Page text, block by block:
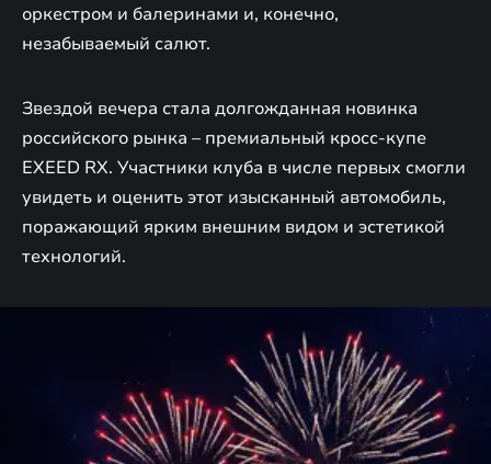
оркестром и балеринами и, конечно,
незабываемый салют.
Звездой вечера стала долгожданная новинка
российского рынка – премиальный кросс-купе
EXEED RX. Участники клуба в числе первых смогли
увидеть и оценить этот изысканный автомобиль,
поражающий ярким внешним видом и эстетикой
технологий.